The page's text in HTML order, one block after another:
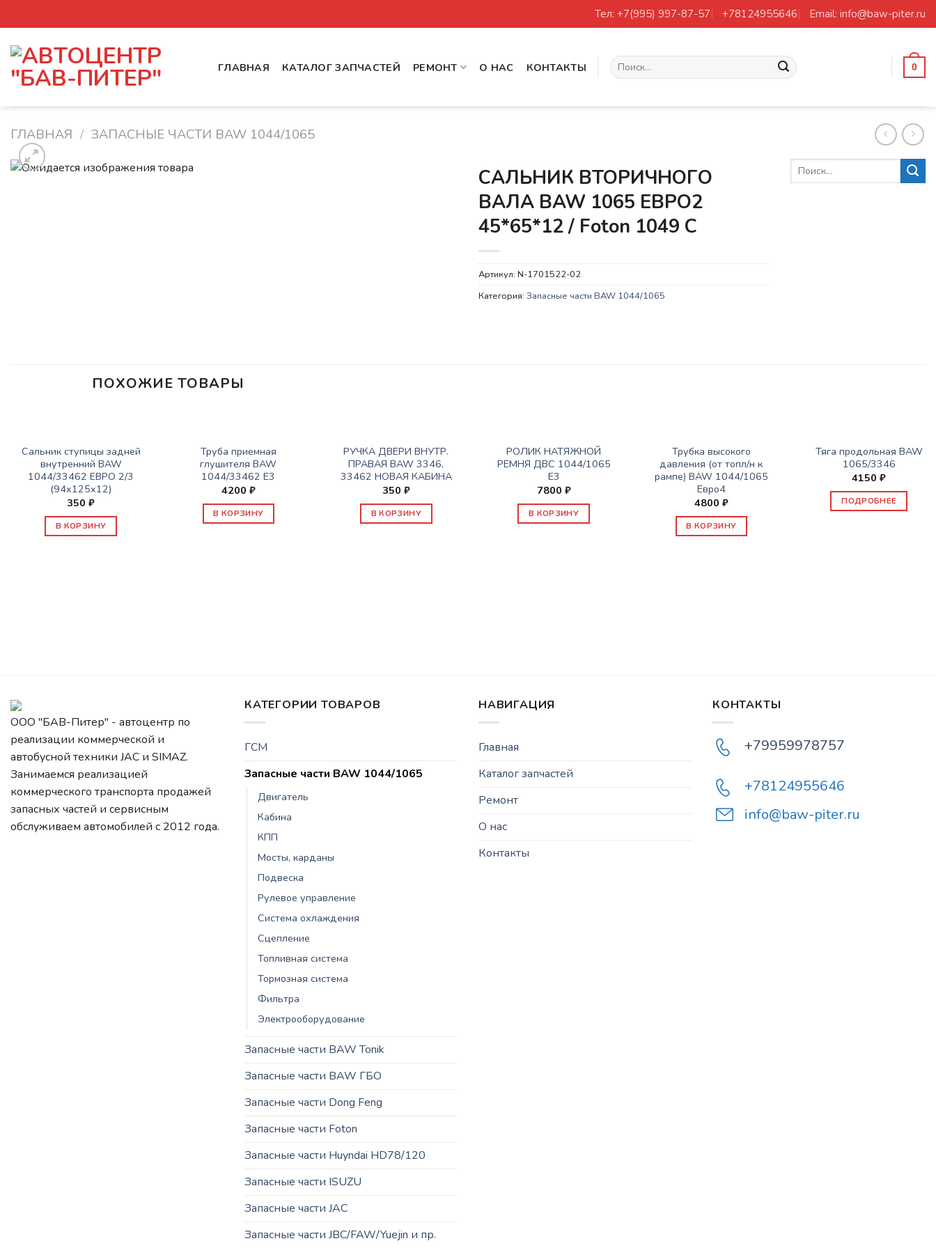
to
content
Тел: +7(995) 997-87-57 +78124955646 Email: info@baw-piter.ru
ГЛАВНАЯ КАТАЛОГ ЗАПЧАСТЕЙ РЕМОНТ О НАС КОНТАКТЫ Искать: 0
ГЛАВНАЯ / ЗАПАСНЫЕ ЧАСТИ BAW 1044/1065
САЛЬНИК ВТОРИЧНОГО
ВАЛА BAW 1065 ЕВРО2
45*65*12 / Foton 1049 C
Артикул: N-1701522-02
Категория: Запасные части BAW 1044/1065
ПОХОЖИЕ ТОВАРЫ
Сальник ступицы задней
внутренний BAW
1044/33462 ЕВРО 2/3
(94x125x12)
350₽
В КОРЗИНУ
Труба приемная
глушителя BAW
1044/33462 E3
4200 ₽
В КОРЗИНУ
РУЧКА ДВЕРИ ВНУТР.
ПРАВАЯ BAW 3346,
33462 НОВАЯ КАБИНА
350 ₽
В КОРЗИНУ
РОЛИК НАТЯЖНОЙ
РЕМНЯ ДВС 1044/1065
Е3
7800 ₽
В КОРЗИНУ
Трубка высокого
давления (от топл/н к
рампе) BAW 1044/1065
Евро4
4800 ₽
В КОРЗИНУ
Тяга продольная BAW
1065/3346
4150₽
ПОДРОБНЕЕ
ООО "БАВ-Питер" - автоцентр по
реализации коммерческой и
автобусной техники JAC и SIMAZ.
Занимаемся реализацией
коммерческого транспорта продажей
запасных частей и сервисным
обслуживаем автомобилей c 2012 года.
КАТЕГОРИИ ТОВАРОВ
ГСМ
Запасные части BAW 1044/1065
Двигатель
Кабина
КПП
Мосты, карданы
Подвеска
Рулевое управление
Система охлаждения
Сцепление
Топливная система
Тормозная система
Фильтра
Электрооборудование
Запасные части BAW Tonik
Запасные части BAW ГБО
Запасные части Dong Feng
Запасные части Foton
Запасные части Huyndai HD78/120
Запасные части ISUZU
Запасные части JAC
Запасные части JBC/FAW/Yuejin и пр.
НАВИГАЦИЯ
Главная
Каталог запчастей
Ремонт
О нас
Контакты
КОНТАКТЫ
+79959978757
+78124955646
info@baw-piter.ru